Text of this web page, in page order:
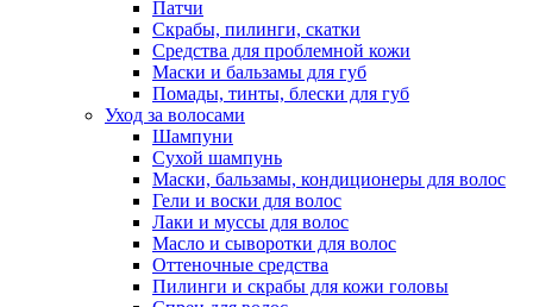
Патчи
Скрабы, пилинги, скатки
Средства для проблемной кожи
Маски и бальзамы для губ
Помады, тинты, блески для губ
Уход за волосами
Шампуни
Сухой шампунь
Маски, бальзамы, кондиционеры для волос
Гели и воски для волос
Лаки и муссы для волос
Масло и сыворотки для волос
Оттеночные средства
Пилинги и скрабы для кожи головы